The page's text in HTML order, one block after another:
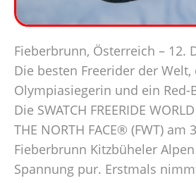
Fieberbrunn, Österreich – 12.
Die besten Freerider der Welt,
Olympiasiegerin und ein Red-
Die SWATCH FREERIDE
THE NORTH FACE® (FWT) am
Fieberbrunn Kitzbüheler
Spannung pur. Erstmals